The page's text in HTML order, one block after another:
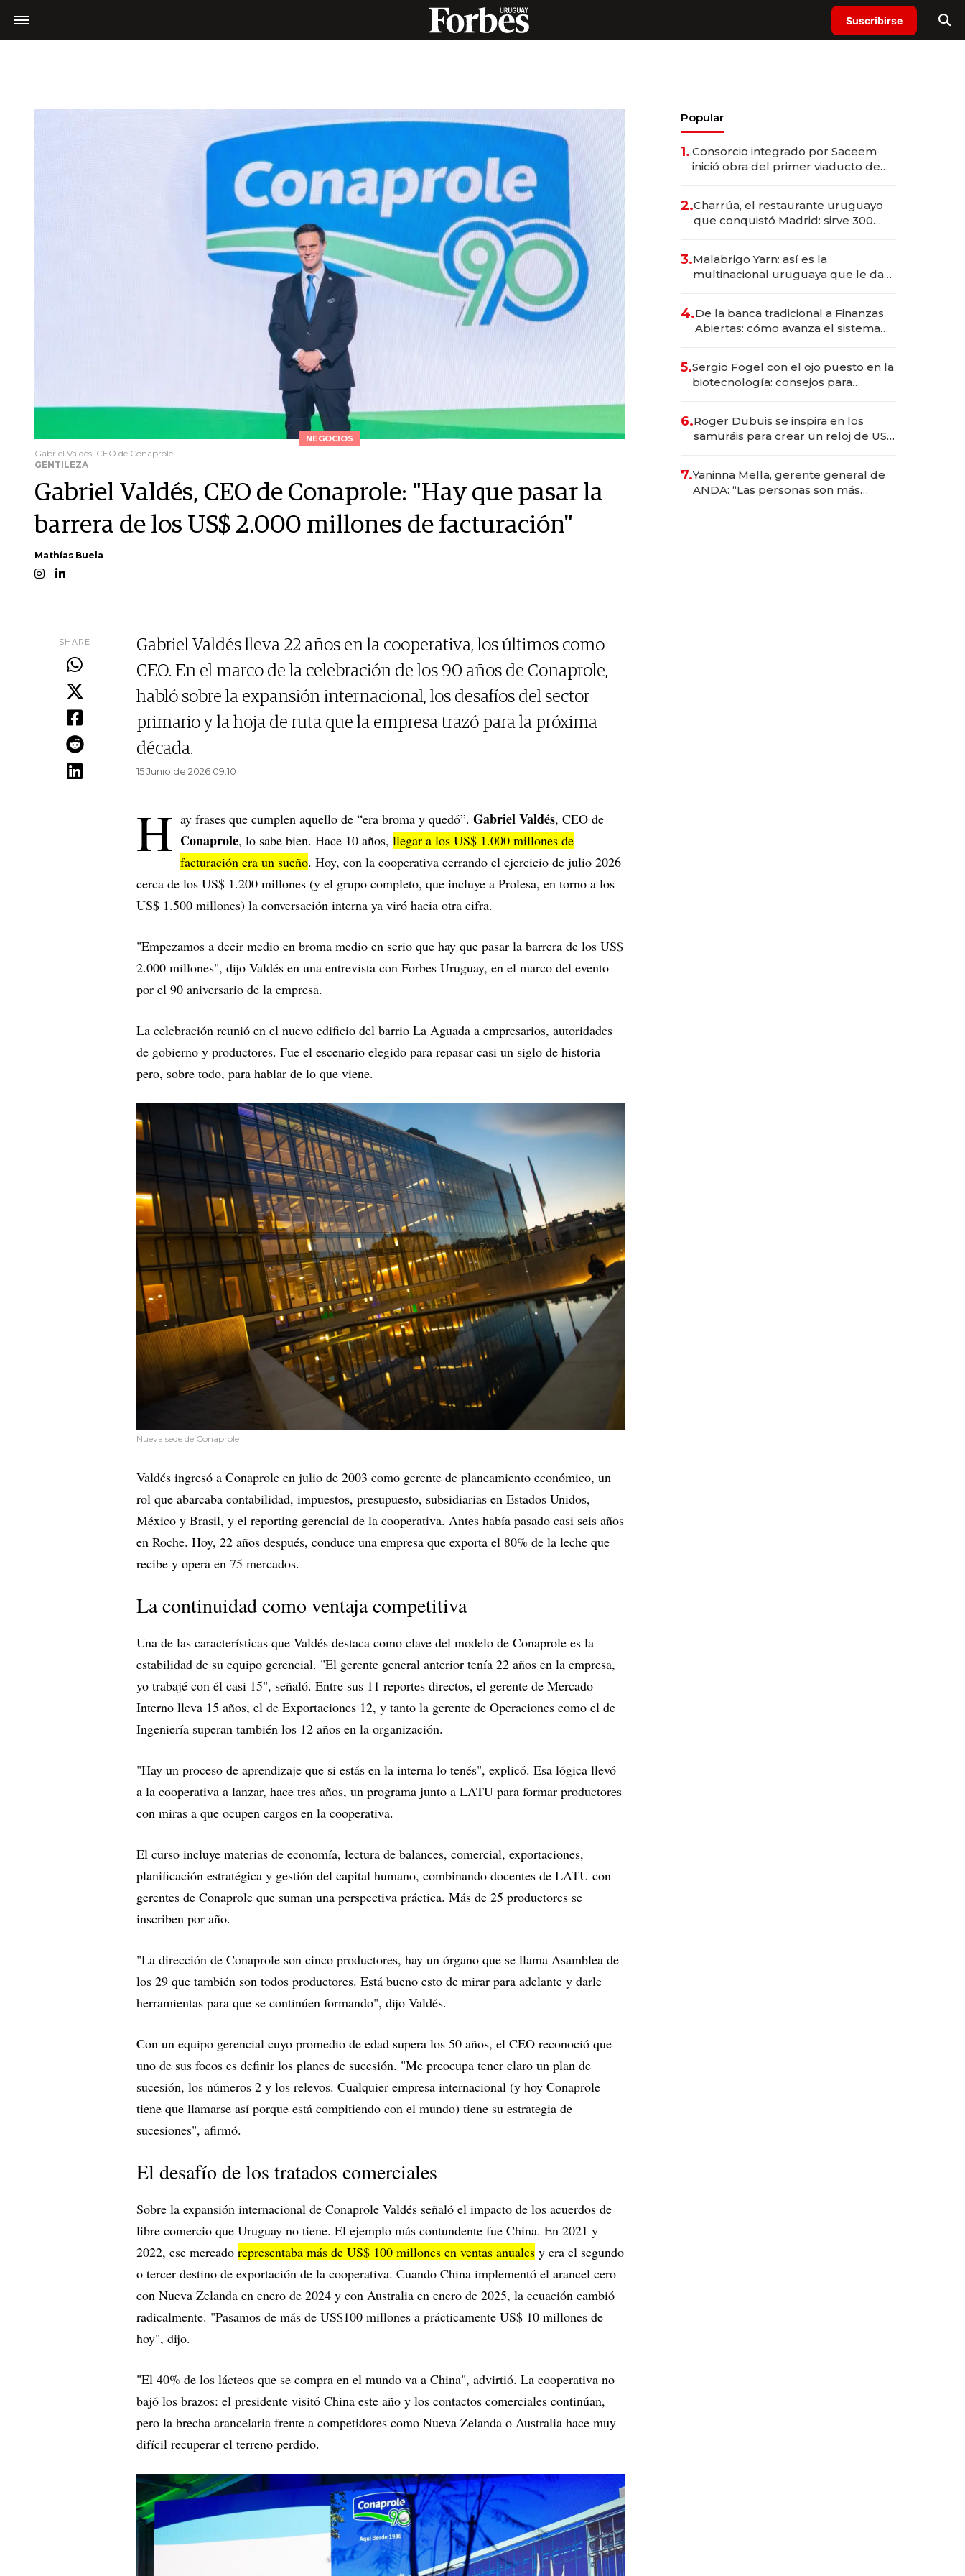
Suscribirse
NEGOCIOS
Gabriel Valdés, CEO de Conaprole
GENTILEZA
Gabriel Valdés, CEO de Conaprole: "Hay que pasar la
barrera de los US$ 2.000 millones de facturación"
Mathías Buela
SHARE
Gabriel Valdés lleva 22 años en la cooperativa, los últimos como
CEO. En el marco de la celebración de los 90 años de Conaprole,
habló sobre la expansión internacional, los desafíos del sector
primario y la hoja de ruta que la empresa trazó para la próxima
década.
15 Junio de 2026 09.10
H ay frases que cumplen aquello de “era broma y quedó”. Gabriel Valdés, CEO de
Conaprole, lo sabe bien. Hace 10 años, llegar a los US$ 1.000 millones de
facturación era un sueño. Hoy, con la cooperativa cerrando el ejercicio de julio 2026
cerca de los US$ 1.200 millones (y el grupo completo, que incluye a Prolesa, en torno a los
US$ 1.500 millones) la conversación interna ya viró hacia otra cifra.
"Empezamos a decir medio en broma medio en serio que hay que pasar la barrera de los US$
2.000 millones", dijo Valdés en una entrevista con Forbes Uruguay, en el marco del evento
por el 90 aniversario de la empresa.
La celebración reunió en el nuevo edificio del barrio La Aguada a empresarios, autoridades
de gobierno y productores. Fue el escenario elegido para repasar casi un siglo de historia
pero, sobre todo, para hablar de lo que viene.
Nueva sede de Conaprole
Valdés ingresó a Conaprole en julio de 2003 como gerente de planeamiento económico, un
rol que abarcaba contabilidad, impuestos, presupuesto, subsidiarias en Estados Unidos,
México y Brasil, y el reporting gerencial de la cooperativa. Antes había pasado casi seis años
en Roche. Hoy, 22 años después, conduce una empresa que exporta el 80% de la leche que
recibe y opera en 75 mercados.
La continuidad como ventaja competitiva
Una de las características que Valdés destaca como clave del modelo de Conaprole es la
estabilidad de su equipo gerencial. "El gerente general anterior tenía 22 años en la empresa,
yo trabajé con él casi 15", señaló. Entre sus 11 reportes directos, el gerente de Mercado
Interno lleva 15 años, el de Exportaciones 12, y tanto la gerente de Operaciones como el de
Ingeniería superan también los 12 años en la organización.
"Hay un proceso de aprendizaje que si estás en la interna lo tenés", explicó. Esa lógica llevó
a la cooperativa a lanzar, hace tres años, un programa junto a LATU para formar productores
con miras a que ocupen cargos en la cooperativa.
El curso incluye materias de economía, lectura de balances, comercial, exportaciones,
planificación estratégica y gestión del capital humano, combinando docentes de LATU con
gerentes de Conaprole que suman una perspectiva práctica. Más de 25 productores se
inscriben por año.
"La dirección de Conaprole son cinco productores, hay un órgano que se llama Asamblea de
los 29 que también son todos productores. Está bueno esto de mirar para adelante y darle
herramientas para que se continúen formando", dijo Valdés.
Con un equipo gerencial cuyo promedio de edad supera los 50 años, el CEO reconoció que
uno de sus focos es definir los planes de sucesión. "Me preocupa tener claro un plan de
sucesión, los números 2 y los relevos. Cualquier empresa internacional (y hoy Conaprole
tiene que llamarse así porque está compitiendo con el mundo) tiene su estrategia de
sucesiones", afirmó.
El desafío de los tratados comerciales
Sobre la expansión internacional de Conaprole Valdés señaló el impacto de los acuerdos de
libre comercio que Uruguay no tiene. El ejemplo más contundente fue China. En 2021 y
2022, ese mercado representaba más de US$ 100 millones en ventas anuales y era el segundo
o tercer destino de exportación de la cooperativa. Cuando China implementó el arancel cero
con Nueva Zelanda en enero de 2024 y con Australia en enero de 2025, la ecuación cambió
radicalmente. "Pasamos de más de US$100 millones a prácticamente US$ 10 millones de
hoy", dijo.
"El 40% de los lácteos que se compra en el mundo va a China", advirtió. La cooperativa no
bajó los brazos: el presidente visitó China este año y los contactos comerciales continúan,
pero la brecha arancelaria frente a competidores como Nueva Zelanda o Australia hace muy
difícil recuperar el terreno perdido.
Popular
1. Consorcio integrado por Saceem
inició obra del primer viaducto de
millones
2.Charrúa, el restaurante uruguayo
que conquistó Madrid: sirve 300
prepara apertura
3.Malabrigo Yarn: así es la
multinacional uruguaya que le da
4.De la banca tradicional a Finanzas
Abiertas: cómo avanza el sistema
5.Sergio Fogel con el ojo puesto en la
biotecnología: consejos para
6.Roger Dubuis se inspira en los
samuráis para crear un reloj de US$
7.Yaninna Mella, gerente general de
ANDA: “Las personas son más